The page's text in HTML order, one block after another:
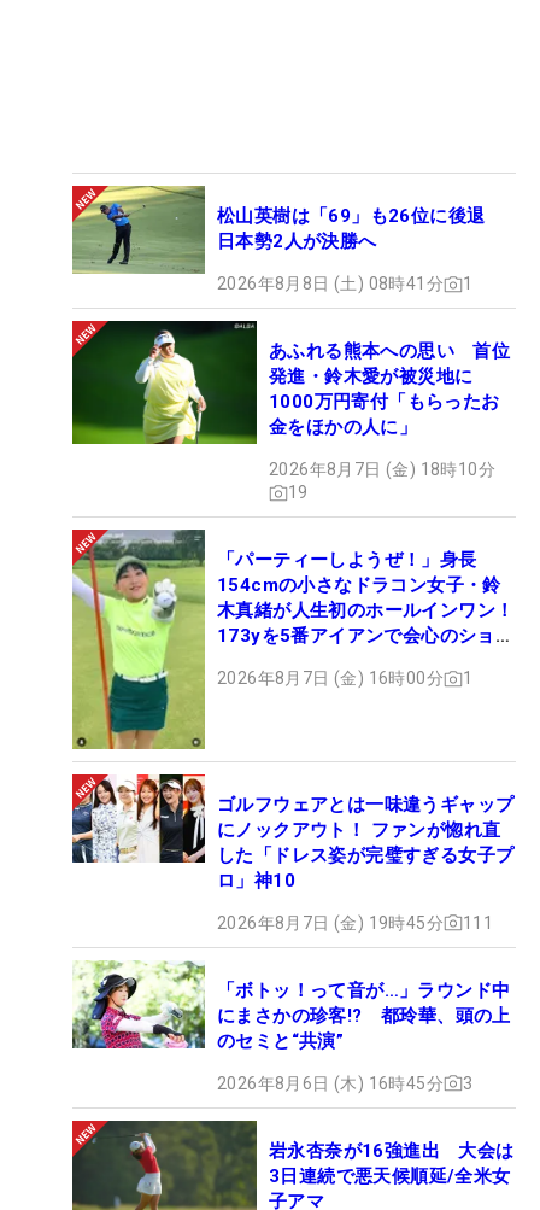
松山英樹は「69」も26位に後退
日本勢2人が決勝へ
2026年8月8日 (土) 08時41分 1
あふれる熊本への思い 首位
発進・鈴木愛が被災地に
1000万円寄付「もらったお
金をほかの人に」
2026年8月7日 (金) 18時10分
19
「パーティーしようぜ！」身長
154cmの小さなドラコン女子・鈴
木真緒が人生初のホールインワン！
173yを5番アイアンで会心のショッ
2026年8月7日 (金) 16時00分 1
ゴルフウェアとは一味違うギャップ
にノックアウト！ ファンが惚れ直
した「ドレス姿が完璧すぎる女子プ
ロ」神10
2026年8月7日 (金) 19時45分 111
「ボトッ！って音が…」ラウンド中
にまさかの珍客!? 都玲華、頭の上
のセミと“共演”
2026年8月6日 (木) 16時45分 3
岩永杏奈が16強進出 大会は
3日連続で悪天候順延/全米女
子アマ